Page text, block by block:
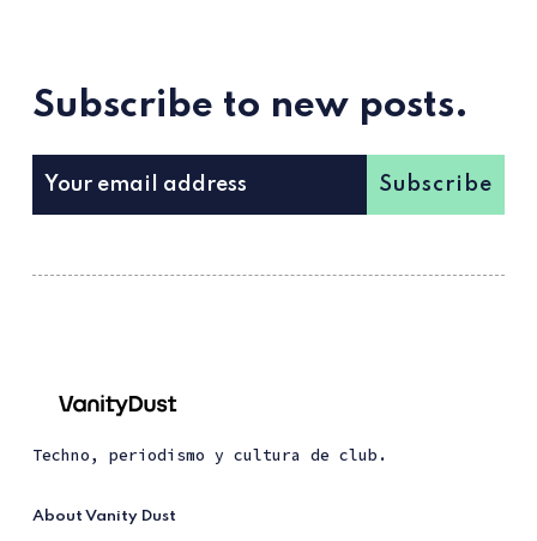
Subscribe to new posts.
Subscribe
Techno, periodismo y cultura de club.
About Vanity Dust